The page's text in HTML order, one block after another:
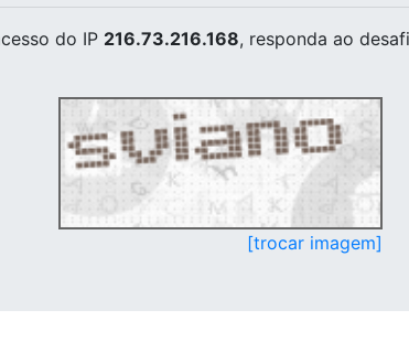
do IP 216.73.216.168, responda ao
[trocar imagem]